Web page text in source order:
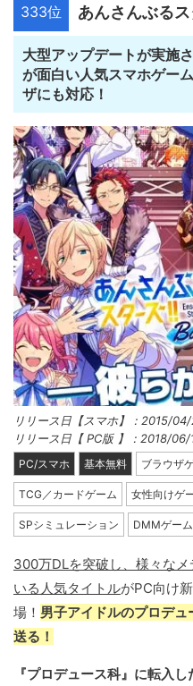
333位 あんさんぶる
大型アップデートが実施
が面白い人気スマホゲー
ザにも対応！
リリース日【スマホ】：2015/
リリース日【 PC版 】：2018/06/
PC/スマホ 基本無料 ブラウザ
TCG／カードゲーム 女性向けゲ
SPシミュレーション DMMゲー
300万DLを突破し、様々な
いる人気タイトルがPC向け
場！ 男子アイドルのプロデ
送る！
『プロデュース科』に転入